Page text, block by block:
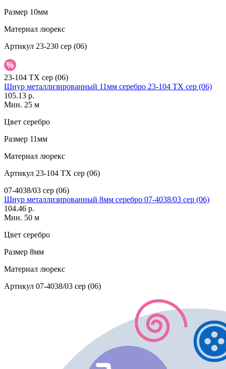
Размер 10мм
Материал люрекс
Артикул 23-230 сер (06)
23-104 TX сер (06)
Шнур металлизированный 11мм серебро 23-104 TX сер (06)
105.13 р.
Мин. 25 м
Цвет серебро
Размер 11мм
Материал люрекс
Артикул 23-104 TX сер (06)
07-4038/03 сер (06)
Шнур металлизированный 8мм серебро 07-4038/03 сер (06)
104.46 р.
Мин. 50 м
Цвет серебро
Размер 8мм
Материал люрекс
Артикул 07-4038/03 сер (06)